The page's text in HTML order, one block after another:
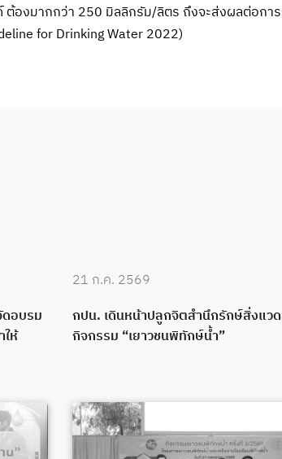
ต้องมากกว่า 250 มิลลิกรัม/ลิตร ถึงจะส่งผลต่อก
for Drinking Water 2022)
อบรม
ห้
21 ก.ค. 2569
กปน. เดินหน้าปลูกจิตสำนึกรักษ์สิ่งแว
กิจกรรม “เยาวชนพิทักษ์น้ำ”